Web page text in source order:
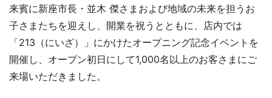
来賓に新座市長・並木 傑さまおよび地域の未来を担うお
子さまたちを迎えし、開業を祝うとともに、店内では
「213（にいざ）」にかけたオープニング記念イベントを
開催し、オープン初日にして1,000名以上のお客さまにご
来場いただきました。